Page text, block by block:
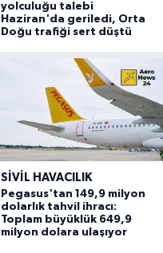
yolculuğu talebi
Haziran'da geriledi, Orta
Doğu trafiği sert düştü
SIVIL HAVACILIK
Pegasus'tan 149,9 milyon
dolarlık tahvil ihracı:
Toplam büyüklük 649,9
milyon dolara ulaşıyor